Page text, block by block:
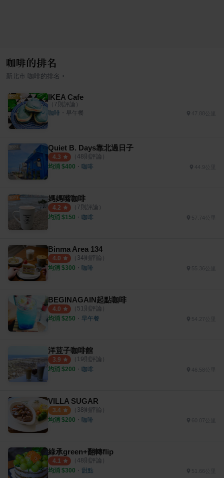
咖啡的排名
新北市 咖啡 的排名 ›
IKEA Cafe
（ 7則評論）
咖啡 ・ 早午餐 47.88公里
Quiet B. Days靠北過日子
4.3 （ 48則評論）
均消 $400 ・ 咖啡 44.9公里
媽媽嘴咖啡
4.2 （ 7則評論）
均消 $150 ・ 咖啡 57.74公里
Binma Area 134
4.0 （ 34則評論）
均消 $300 ・ 咖啡 55.36公里
BEGINAGAIN起點咖啡
4.0 （ 51則評論）
均消 $250 ・ 早午餐 54.27公里
洋荳子咖啡館
3.9 （ 19則評論）
均消 $200 ・ 咖啡 46.58公里
VILLA SUGAR
3.4 （ 38則評論）
均消 $200 ・ 咖啡
綠承green+翻轉flip
4.1 （ 48則評論）
均消 $300 ・ 甜點 51.66公里